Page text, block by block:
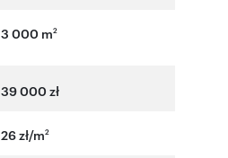
3 000 m2
39 000 zł
26 zł/m2